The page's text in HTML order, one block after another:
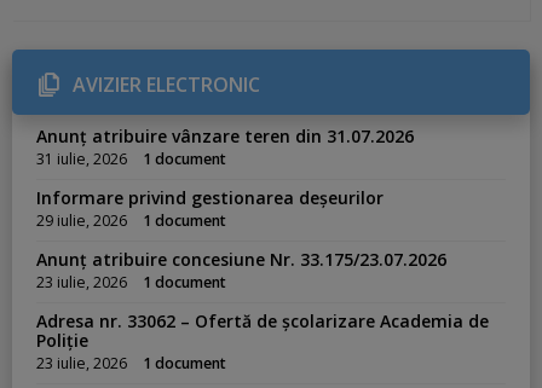
r
e
AVIZIER ELECTRONIC
Anunț atribuire vânzare teren din 31.07.2026
31 iulie, 2026 1 document
Informare privind gestionarea deșeurilor
29 iulie, 2026 1 document
Anunț atribuire concesiune Nr. 33.175/23.07.2026
23 iulie, 2026 1 document
Adresa nr. 33062 – Ofertă de școlarizare Academia de
Poliție
23 iulie, 2026 1 document